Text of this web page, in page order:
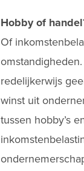
Hobby of
Of
redelijkerwijs
winst uit
tussen hobby’s